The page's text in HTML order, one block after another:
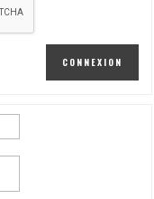
CONNEXION